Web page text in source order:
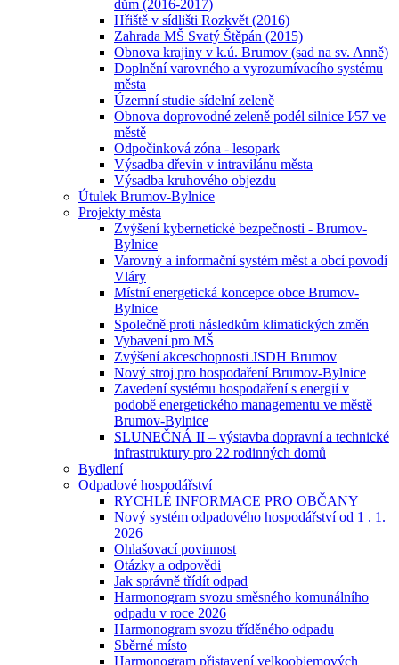
dům (2016-2017)
Hřiště v sídlišti Rozkvět (2016)
Zahrada MŠ Svatý Štěpán (2015)
Obnova krajiny v k.ú. Brumov (sad na sv. Anně)
Doplnění varovného a vyrozumívacího systému
města
Územní studie sídelní zeleně
Obnova doprovodné zeleně podél silnice I⁄57 ve
městě
Odpočinková zóna - lesopark
Výsadba dřevin v intravilánu města
Výsadba kruhového objezdu
Útulek Brumov-Bylnice
Projekty města
Zvýšení kybernetické bezpečnosti - Brumov-
Bylnice
Varovný a informační systém měst a obcí povodí
Vláry
Místní energetická koncepce obce Brumov-
Bylnice
Společně proti následkům klimatických změn
Vybavení pro MŠ
Zvýšení akceschopnosti JSDH Brumov
Nový stroj pro hospodaření Brumov-Bylnice
Zavedení systému hospodaření s energií v
podobě energetického managementu ve městě
Brumov-Bylnice
SLUNEČNÁ II – výstavba dopravní a technické
infrastruktury pro 22 rodinných domů
Bydlení
Odpadové hospodářství
RYCHLÉ INFORMACE PRO OBČANY
Nový systém odpadového hospodářství od 1 . 1.
2026
Ohlašovací povinnost
Otázky a odpovědi
Jak správně třídít odpad
Harmonogram svozu směsného komunálního
odpadu v roce 2026
Harmonogram svozu tříděného odpadu
Sběrné místo
Harmonogram přistavení velkoobjemových